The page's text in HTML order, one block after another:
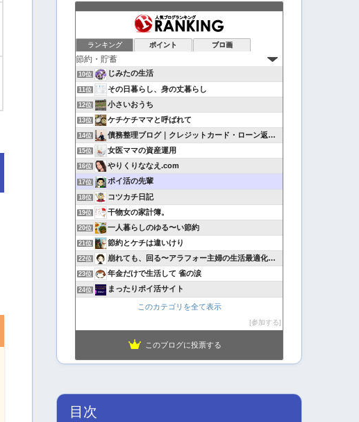
ランキング ポイント ブロ画
10位 じみたの生活
11位 その日暮らし、身の丈暮らし
12位 小さいおうち
13位 ケチケチママと呼ばれて
14位 債務整理ブログ｜クレジットカード・ローン返済で悩んでいる方へ
15位 女医ママの資産運用
16位 やりくりななえ.com
17位 ポイ活の先輩
18位 コツカチ日記
19位 干物女の家計簿。
20位 一人暮らしのゆる〜い節約
21位 節約とケチは違いけり
22位 崩れても、回る〜アラフォー主婦の生活最適化日記
23位 年金だけで生活して 雀の涙
24位 まったりポイ活サイト
このカテゴリを全て表示
参加する
このブログに投票する
目次